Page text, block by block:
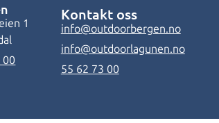
1
00
Kontakt oss
info@outdoorbergen.no
info@outdoorlagunen.no
55 62 73 00